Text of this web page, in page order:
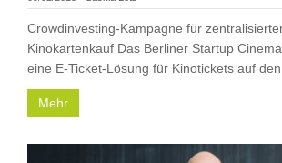
Crowdinvesting-Kampagne für
Kinokartenkauf Das Berliner Startup
eine E-Ticket-Lösung für Kinotickets auf
Mehr